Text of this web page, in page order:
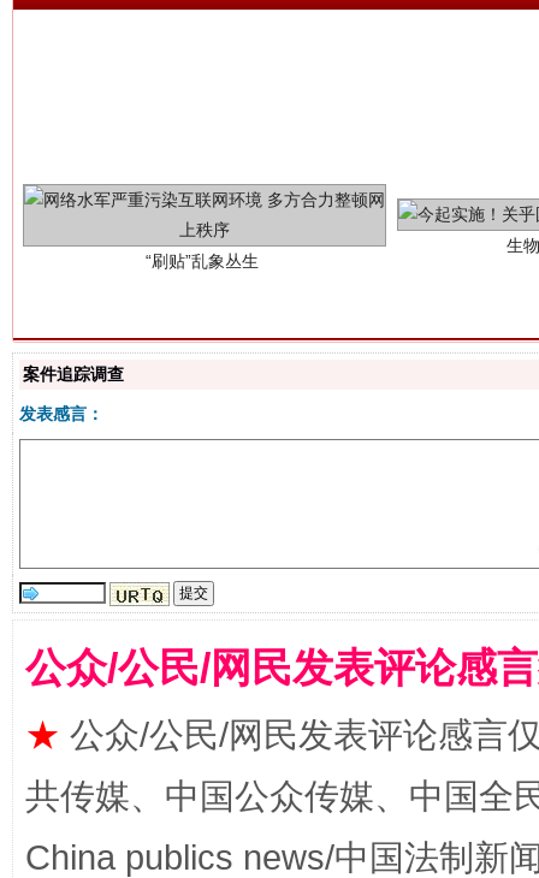
案件追踪调查
发表感言：
公众/公民/网民发表评论感
★ 公众/公民/网民发表评论感言
共传媒、中国公众传媒、中国全
China publics news/中国法制新